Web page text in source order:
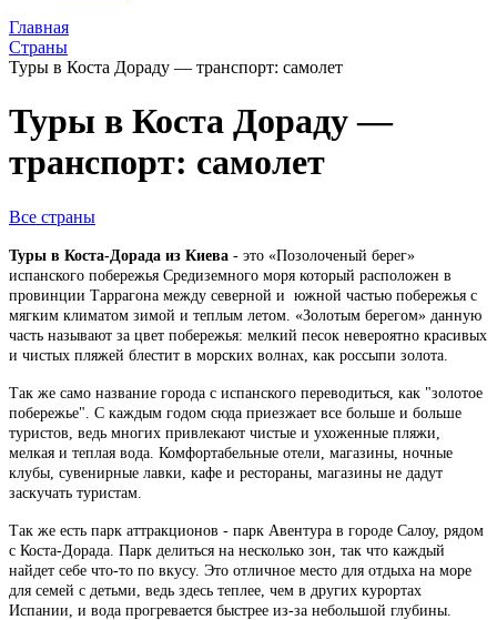
Главная
Страны
Туры в Коста Дораду — транспорт: самолет
Туры в Коста Дораду —
транспорт: самолет
Все страны
Туры в Коста-Дорада из Киева - это «Позолоченый берег»
испанского побережья Средиземного моря который расположен в
провинции Таррагона между северной и южной частью побережья с
мягким климатом зимой и теплым летом. «Золотым берегом» данную
часть называют за цвет побережья: мелкий песок невероятно красивых
и чистых пляжей блестит в морских волнах, как россыпи золота.
Так же само название города с испанского переводиться, как "золотое
побережье". С каждым годом сюда приезжает все больше и больше
туристов, ведь многих привлекают чистые и ухоженные пляжи,
мелкая и теплая вода. Комфортабельные отели, магазины, ночные
клубы, сувенирные лавки, кафе и рестораны, магазины не дадут
заскучать туристам.
Так же есть парк аттракционов - парк Авентура в городе Салоу, рядом
с Коста-Дорада. Парк делиться на несколько зон, так что каждый
найдет себе что-то по вкусу. Это отличное место для отдыха на море
для семей с детьми, ведь здесь теплее, чем в других курортах
Испании, и вода прогревается быстрее из-за небольшой глубины.